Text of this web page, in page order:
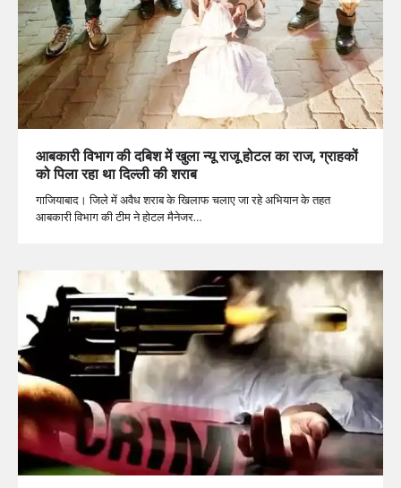
आबकारी विभाग की दबिश में खुला न्यू राजू होटल का राज, ग्राहकों
को पिला रहा था दिल्ली की शराब
गाजियाबाद। जिले में अवैध शराब के खिलाफ चलाए जा रहे अभियान के तहत
आबकारी विभाग की टीम ने होटल मैनेजर…